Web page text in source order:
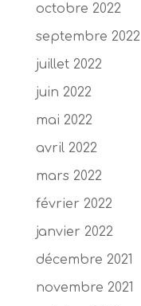
octobre 2022
septembre 2022
juillet 2022
juin 2022
mai 2022
avril 2022
mars 2022
février 2022
janvier 2022
décembre 2021
novembre 2021